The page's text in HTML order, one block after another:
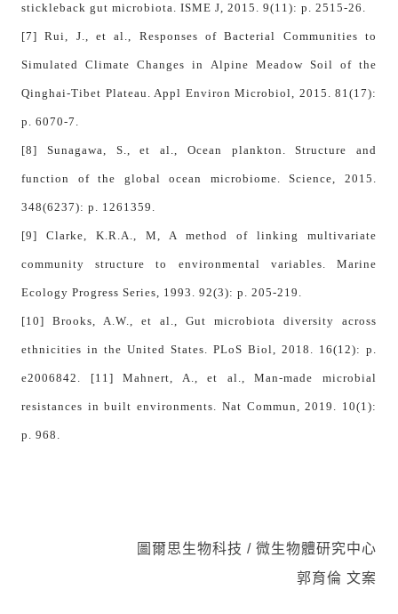
stickleback gut microbiota. ISME J, 2015. 9(11): p. 2515-26.
[7] Rui, J., et al., Responses of Bacterial Communities to
Simulated Climate Changes in Alpine Meadow Soil of the
Qinghai-Tibet Plateau. Appl Environ Microbiol, 2015. 81(17):
p. 6070-7.
[8] Sunagawa, S., et al., Ocean plankton. Structure and
function of the global ocean microbiome. Science, 2015.
348(6237): p. 1261359.
[9] Clarke, K.R.A., M, A method of linking multivariate
community structure to environmental variables. Marine
Ecology Progress Series, 1993. 92(3): p. 205-219.
[10] Brooks, A.W., et al., Gut microbiota diversity across
ethnicities in the United States. PLoS Biol, 2018. 16(12): p.
e2006842. [11] Mahnert, A., et al., Man-made microbial
resistances in built environments. Nat Commun, 2019. 10(1):
p. 968.
圖爾思生物科技 / 微生物體研究中心
郭育倫 文案